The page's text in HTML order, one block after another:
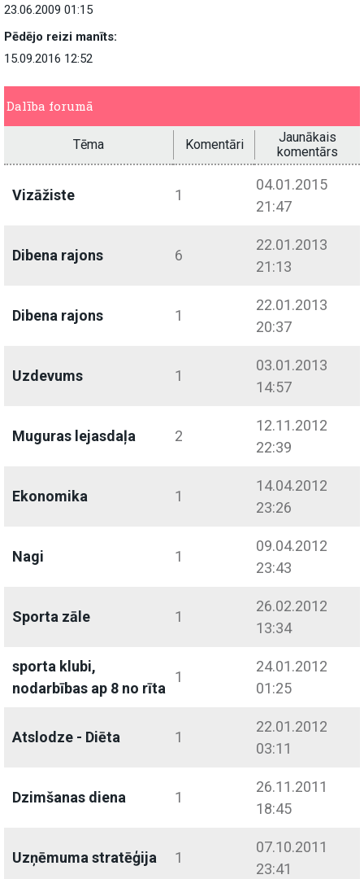
23.06.2009 01:15
Pēdējo reizi manīts:
15.09.2016 12:52
Dalība forumā
Tēma Komentāri
Jaunākais
komentārs
Vizāžiste 1
04.01.2015
21:47
Dibena rajons 6
22.01.2013
21:13
Dibena rajons 1
22.01.2013
20:37
Uzdevums 1
03.01.2013
14:57
Muguras lejasdaļa 2
12.11.2012
22:39
Ekonomika 1
14.04.2012
23:26
Nagi 1
09.04.2012
23:43
Sporta zāle 1
26.02.2012
13:34
sporta klubi,
nodarbības ap 8 no rīta
1
24.01.2012
01:25
Atslodze - Diēta 1
22.01.2012
03:11
Dzimšanas diena 1
26.11.2011
18:45
Uzņēmuma stratēģija 1
07.10.2011
23:41